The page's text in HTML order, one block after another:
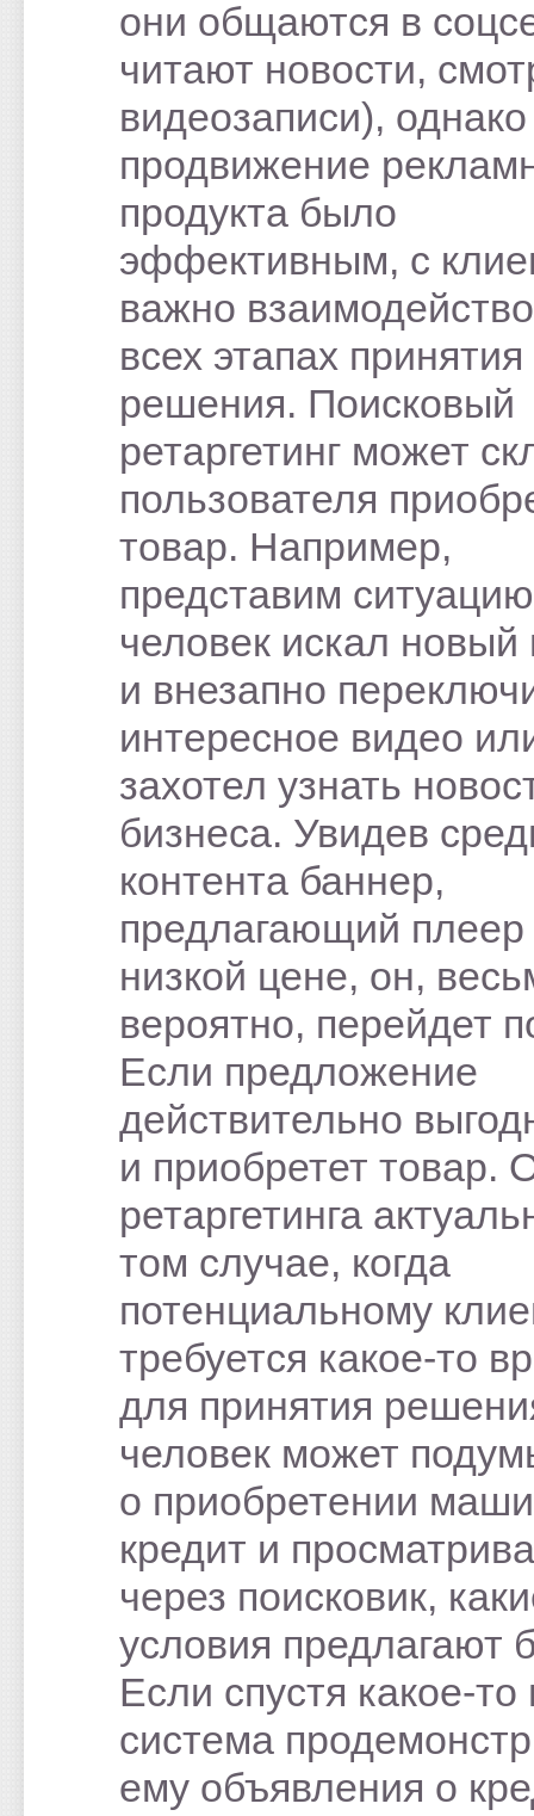
они общаются в
читают новости,
видеозаписи),
продвижение
продукта было
эффективным, с
важно
всех этапах принятия
решения. Поисковый
ретаргетинг может
пользователя
товар. Например,
представим
человек искал новый
и внезапно
интересное видео
захотел узнать
бизнеса. Увидев
контента баннер,
предлагающий плеер
низкой цене, он,
вероятно, перейдет
Если предложение
действительно
и приобретет товар.
ретаргетинга
том случае, когда
потенциальному
требуется какое-то
для принятия
человек может
о приобретении
кредит и
через поисковик,
условия предлагают
Если спустя какое-
система
ему объявления о